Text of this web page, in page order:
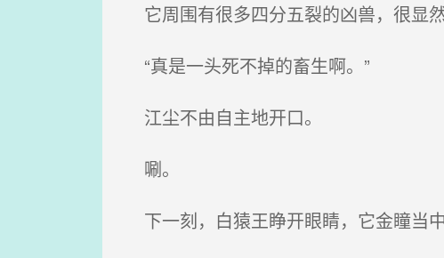
它周围有很多四分五裂的凶兽，很显
“真是一头死不掉的畜生啊。”
江尘不由自主地开口。
唰。
下一刻，白猿王睁开眼睛，它金瞳当